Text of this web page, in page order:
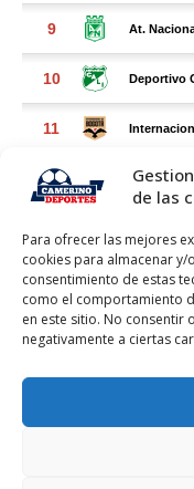
de las
Para ofrecer las mejores
cookies para almacenar
consentimiento de estas
como el comportamiento
en este sitio. No consentir
negativamente a ciertas
FACEBOOK FEED